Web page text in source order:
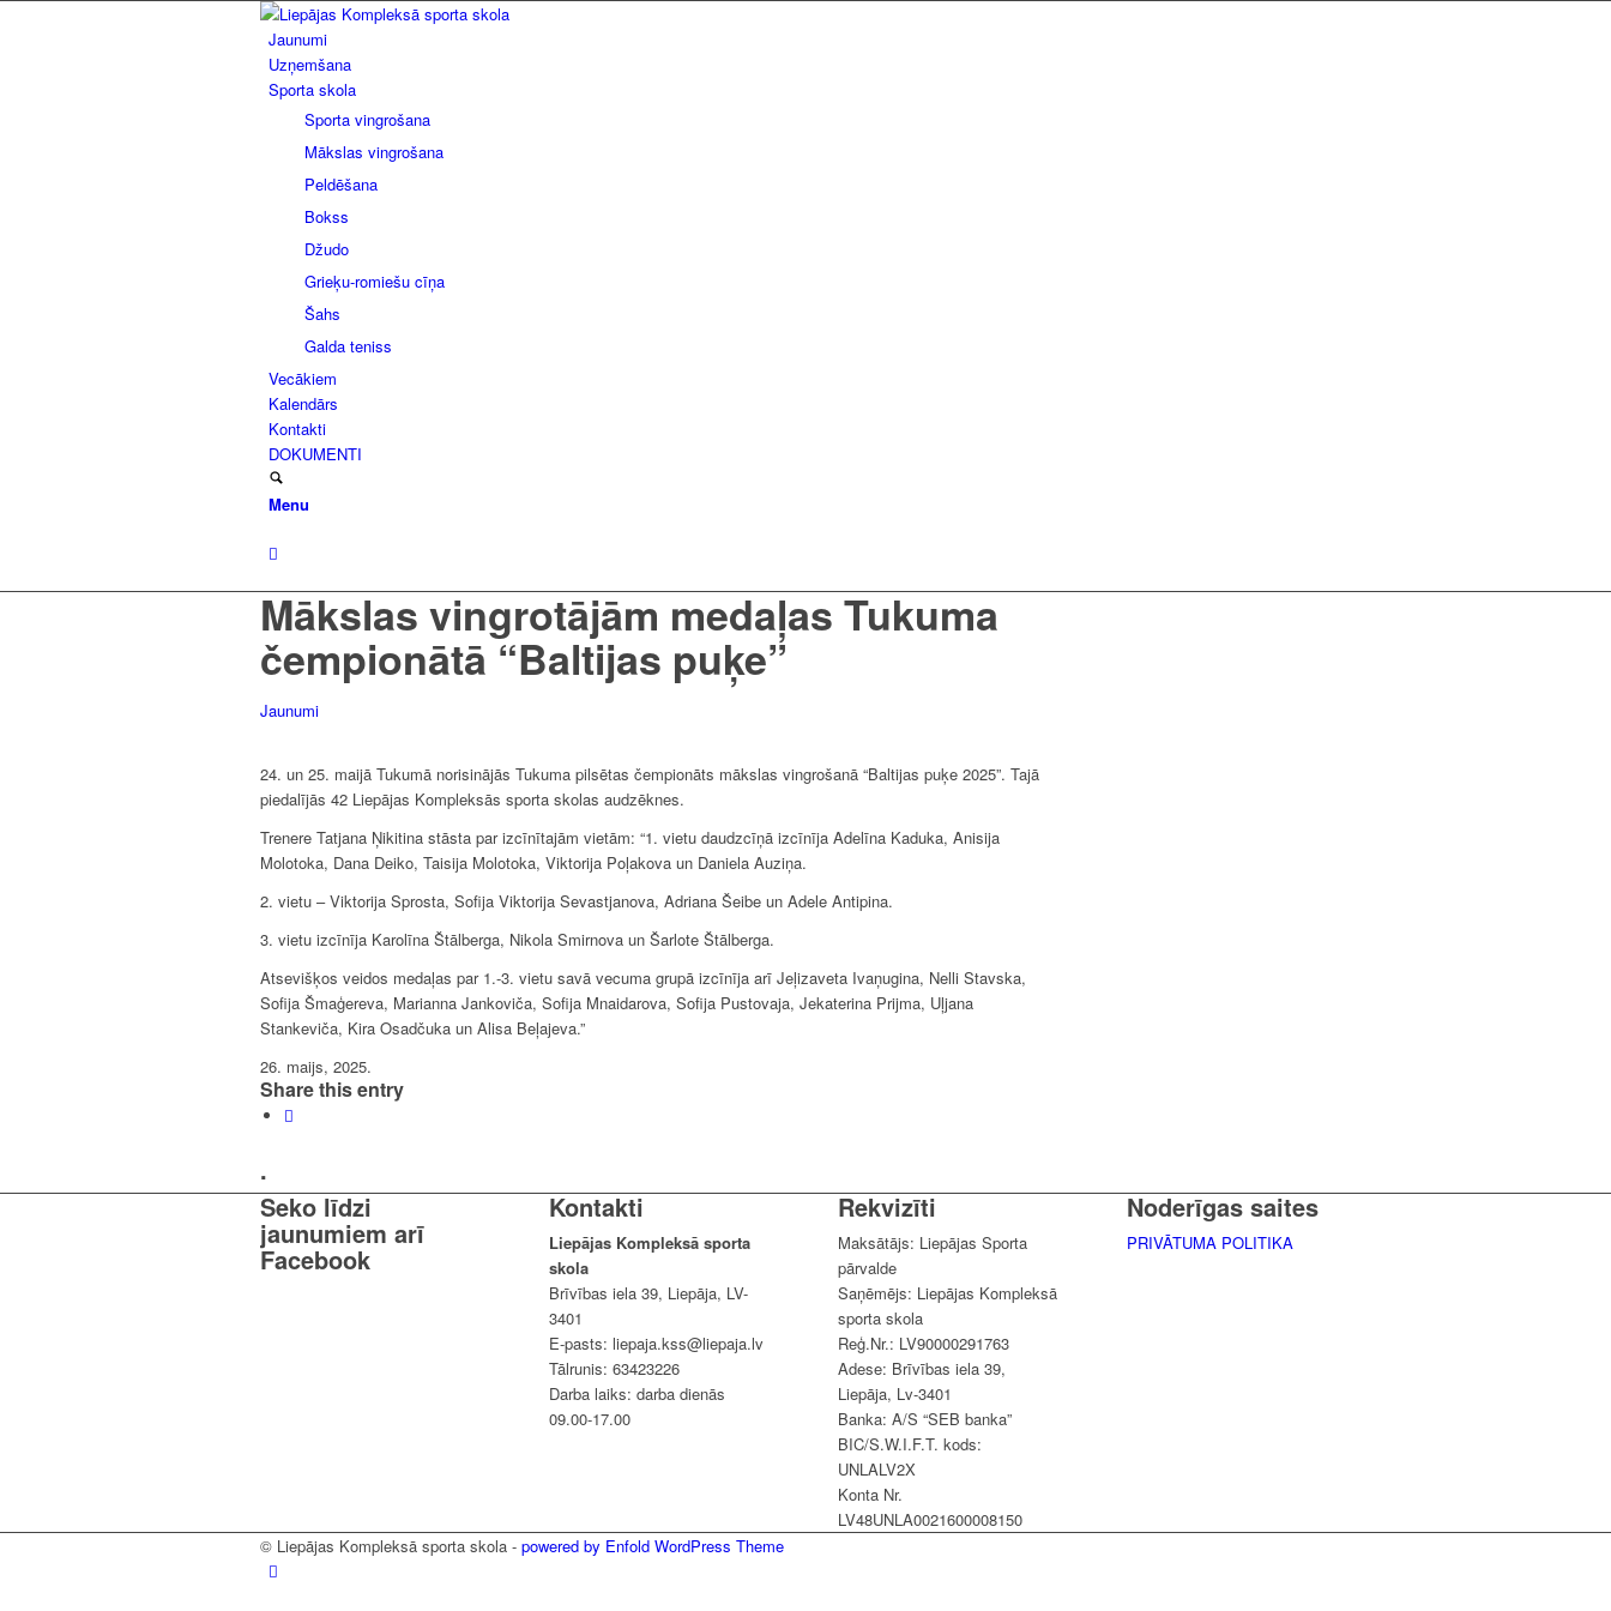
Jaunumi
Uzņemšana
Sporta skola
Sporta vingrošana
Mākslas vingrošana
Peldēšana
Bokss
Džudo
Grieķu-romiešu cīņa
Šahs
Galda teniss
Vecākiem
Kalendārs
Kontakti
DOKUMENTI
Menu
Mākslas vingrotājām medaļas Tukuma
čempionātā “Baltijas puķe”
Jaunumi
24. un 25. maijā Tukumā norisinājās Tukuma pilsētas čempionāts mākslas vingrošanā “Baltijas puķe 2025”. Tajā
piedalījās 42 Liepājas Kompleksās sporta skolas audzēknes.
Trenere Tatjana Ņikitina stāsta par izcīnītajām vietām: “1. vietu daudzcīņā izcīnīja Adelīna Kaduka, Anisija
Molotoka, Dana Deiko, Taisija Molotoka, Viktorija Poļakova un Daniela Auziņa.
2. vietu – Viktorija Sprosta, Sofija Viktorija Sevastjanova, Adriana Šeibe un Adele Antipina.
3. vietu izcīnīja Karolīna Štālberga, Nikola Smirnova un Šarlote Štālberga.
Atsevišķos veidos medaļas par 1.-3. vietu savā vecuma grupā izcīnīja arī Jeļizaveta Ivaņugina, Nelli Stavska,
Sofija Šmaģereva, Marianna Jankoviča, Sofija Mnaidarova, Sofija Pustovaja, Jekaterina Prijma, Uļjana
Stankeviča, Kira Osadčuka un Alisa Beļajeva.”
26. maijs, 2025.
Share this entry
.
Seko līdzi
jaunumiem arī
Facebook
Kontakti
Liepājas Kompleksā sporta
skola
Brīvības iela 39, Liepāja, LV-
3401
E-pasts: liepaja.kss@liepaja.lv
Tālrunis: 63423226
Darba laiks: darba dienās
09.00-17.00
Rekvizīti
Maksātājs: Liepājas Sporta
pārvalde
Saņēmējs: Liepājas Kompleksā
sporta skola
Reģ.Nr.: LV90000291763
Adese: Brīvības iela 39,
Liepāja, Lv-3401
Banka: A/S “SEB banka”
BIC/S.W.I.F.T. kods:
UNLALV2X
Konta Nr.
LV48UNLA0021600008150
Noderīgas saites
PRIVĀTUMA POLITIKA
© Liepājas Kompleksā sporta skola - powered by Enfold WordPress Theme